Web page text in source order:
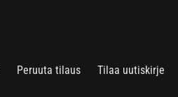
Peruuta tilaus
Tilaa uutiskirje